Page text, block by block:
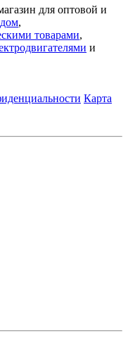
для оптовой и
,
товарами,
и
Карта